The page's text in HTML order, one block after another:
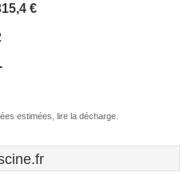
€
estimées, lire la décharge.